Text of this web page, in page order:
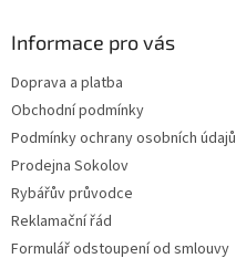
Informace pro vás
Doprava a platba
Obchodní podmínky
Podmínky ochrany osobních údajů
Prodejna Sokolov
Rybářův průvodce
Reklamační řád
Formulář odstoupení od smlouvy